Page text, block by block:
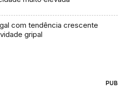
com tendência crescente
gripal
PUB